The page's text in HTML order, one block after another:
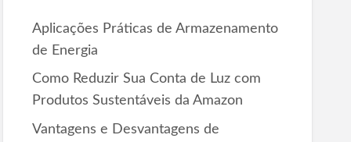
Aplicações Práticas de Armazenamento
de Energia
Como Reduzir Sua Conta de Luz com
Produtos Sustentáveis da Amazon
Vantagens e Desvantagens de